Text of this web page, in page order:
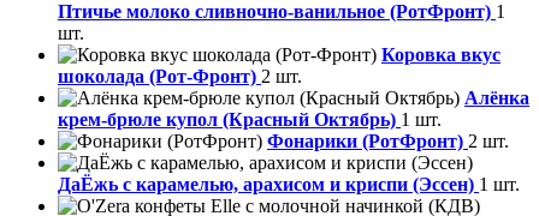
Птичье молоко сливночно-ванильное (РотФронт) 1
шт.
Коровка вкус
шоколада (Рот-Фронт) 2 шт.
Алёнка
крем-брюле купол (Красный Октябрь) 1 шт.
Фонарики (РотФронт) 2 шт.
ДаЁжь с карамелью, арахисом и криспи (Эссен) 1 шт.